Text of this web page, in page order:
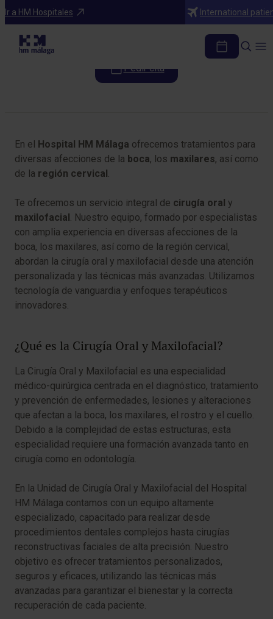
Ir a HM Hospitales International
Especialidades
Cirugía Oral y Maxilofacial
Pedir cita
En el Hospital HM Málaga ofrecemos tratamientos para
diversas afecciones de la boca, los maxilares, así como
de la región cervical.
Te ofrecemos un servicio integral de cirugía oral y
maxilofacial. Nuestro equipo, formado por especialistas
con amplia experiencia en diversas afecciones de la
boca, los maxilares, así como de la región cervical,
abordan la cirugía oral y maxilofacial desde una atención
personalizada y las técnicas más avanzadas. Utilizamos
tecnología de vanguardia y enfoques terapéuticos
innovadores.
¿Qué es la Cirugía Oral y Maxilofacial?
La Cirugía Oral y Maxilofacial es una especialidad
médico-quirúrgica centrada en el diagnóstico, tratamiento
y prevención de enfermedades, lesiones y alteraciones
que afectan a la boca, los maxilares, el rostro y el cuello.
Debido a la complejidad de estas estructuras, esta
especialidad requiere una formación avanzada tanto en
cirugía como en odontología.
En la Unidad de Cirugía Oral y Maxilofacial del Hospital
HM Málaga contamos con un equipo altamente
especializado, capacitado para realizar desde
procedimientos dentales complejos hasta cirugías
reconstructivas faciales de alta precisión. Nuestro
objetivo es ofrecer tratamientos personalizados,
seguros y eficaces, utilizando las técnicas más
avanzadas para garantizar el bienestar y la correcta
recuperación de cada paciente.